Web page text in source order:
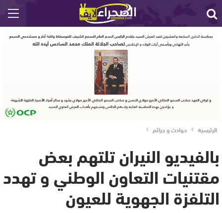
الرئيسية حوادث و جرائم
بالفيديو النيران تلتهم بعض
مقتنيات التعاون الوطني و تهدد
التلفزة الجهوية للعيون